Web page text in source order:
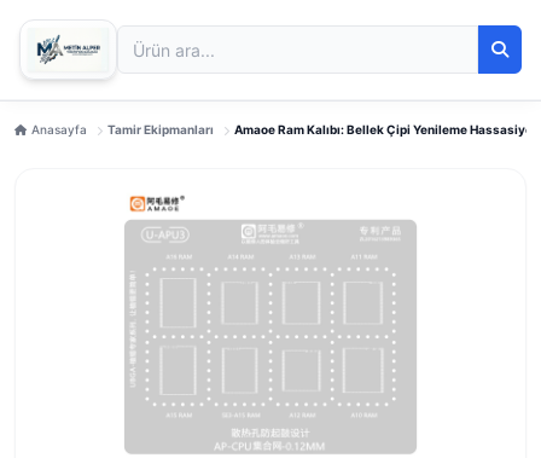
Anasayfa Tamir Ekipmanları Amaoe Ram Kalıbı: Bellek Çipi Yenileme Hassasiyeti